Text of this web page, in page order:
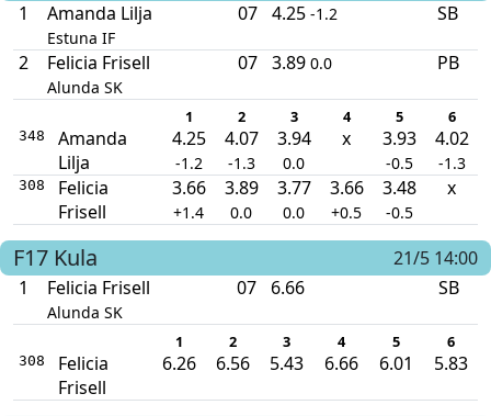
1
Amanda Lilja
Estuna IF
07 4.25 -1.2 SB
2 Felicia Frisell
Alunda SK
07 3.89 0.0 PB
1 2 3 4 5 6
348
Amanda
Lilja
4.25
-1.2
4.07
-1.3
3.94
0.0
x 3.93
-0.5
4.02
-1.3
308
Felicia
Frisell
3.66
+1.4
3.89
0.0
3.77
0.0
3.66
+0.5
3.48
-0.5
x
F17 Kula
21/5 14:00
1
Felicia Frisell
Alunda SK
07 6.66 SB
1 2 3 4 5 6
308
Felicia
Frisell
6.26 6.56 5.43 6.66 6.01 5.83